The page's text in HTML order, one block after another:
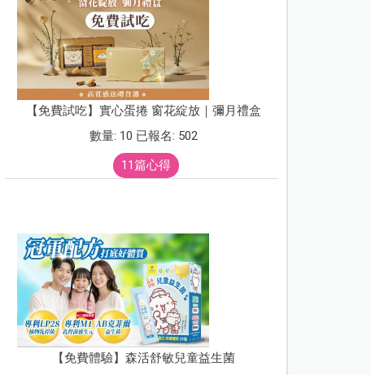
【免費試吃】實心蛋捲 窗花綻放｜彌月禮盒
數量: 10 已報名: 502
11篇心得
【免費體驗】森活舒敏兒童益生菌